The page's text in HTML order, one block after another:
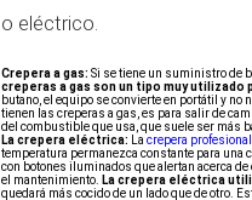
o eléctrico.
Crepera a gas: Si se tiene un suministro de
creperas a gas son un tipo muy utilizado
butano, el equipo se convierte en portátil y
tienen las creperas a gas, es para salir de
del combustible que usa, que suele ser más
La crepera eléctrica:
La crepera
temperatura permanezca constante para una
con botones iluminados que alertan acerca
el mantenimiento.
La crepera eléctrica
quedará más cocido de un lado que de otro.